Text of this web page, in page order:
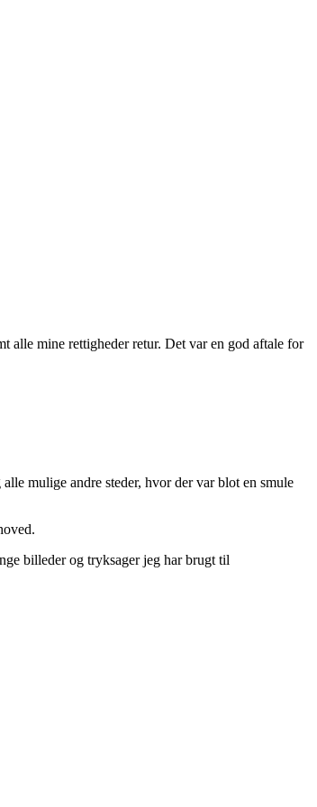
alle mine rettigheder retur. Det var en god aftale for
mulige andre steder, hvor der var blot en smule
billeder og tryksager jeg har brugt til